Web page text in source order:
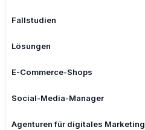
Fallstudien
Lösungen
E-Commerce-Shops
Social-Media-Manager
Agenturen für digitales Marketing